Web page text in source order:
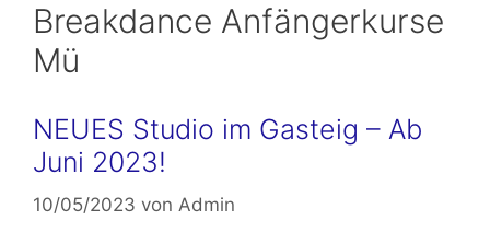
Breakdance Anfängerkurse
Mü
NEUES Studio im Gasteig – Ab
Juni 2023!
10/05/2023 von Admin